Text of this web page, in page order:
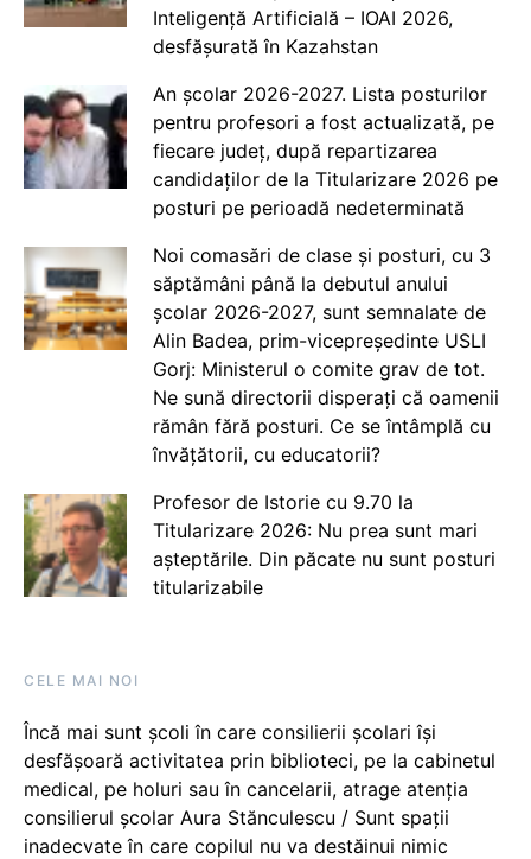
Inteligență Artificială – IOAI 2026,
desfășurată în Kazahstan
An școlar 2026-2027. Lista posturilor
pentru profesori a fost actualizată, pe
fiecare județ, după repartizarea
candidaților de la Titularizare 2026 pe
posturi pe perioadă nedeterminată
Noi comasări de clase și posturi, cu 3
săptămâni până la debutul anului
școlar 2026-2027, sunt semnalate de
Alin Badea, prim-vicepreședinte USLI
Gorj: Ministerul o comite grav de tot.
Ne sună directorii disperați că oamenii
rămân fără posturi. Ce se întâmplă cu
învățătorii, cu educatorii?
Profesor de Istorie cu 9.70 la
Titularizare 2026: Nu prea sunt mari
așteptările. Din păcate nu sunt posturi
titularizabile
CELE MAI NOI
Încă mai sunt școli în care consilierii școlari își
desfășoară activitatea prin biblioteci, pe la cabinetul
medical, pe holuri sau în cancelarii, atrage atenția
consilierul școlar Aura Stănculescu / Sunt spații
inadecvate în care copilul nu va destăinui nimic